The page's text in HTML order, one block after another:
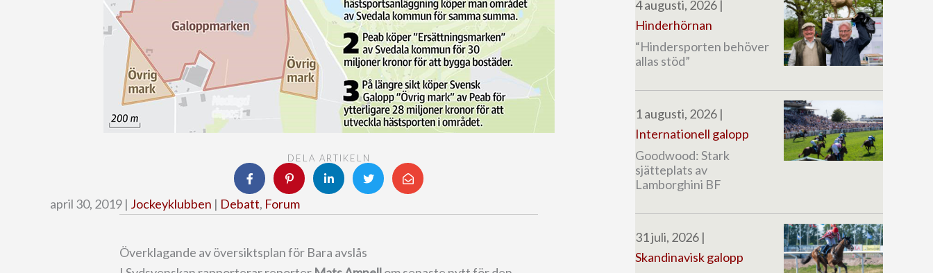
DELA ARTIKELN
april 30, 2019 | Jockeyklubben | Debatt, Forum
Överklagande av översiktsplan för Bara avslås
4 augusti, 2026 |
Hinderhörnan
“Hindersporten behöver
allas stöd”
1 augusti, 2026 |
Internationell galopp
Goodwood: Stark
sjätteplats av
Lamborghini BF
31 juli, 2026 |
Skandinavisk galopp